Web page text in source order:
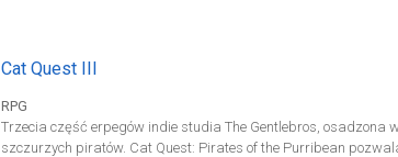
„wolnymi strzelcami” o prestiż i nagrody.
Cat Quest III
RPG
Trzecia część erpegów indie studia The Gentlebros, osadzona
szczurzych piratów. Cat Quest: Pirates of the Purribean